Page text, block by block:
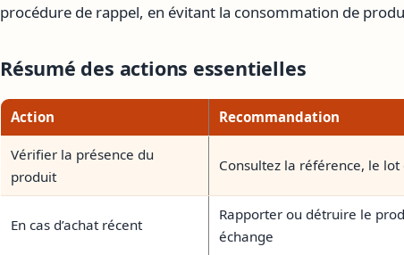
procédure de rappel, en évitant la consommation de
Résumé des actions essentielles
Action Recommandation
Vérifier la présence du
produit
Consultez la référence, le
En cas d’achat récent
Rapporter ou détruire le
échange